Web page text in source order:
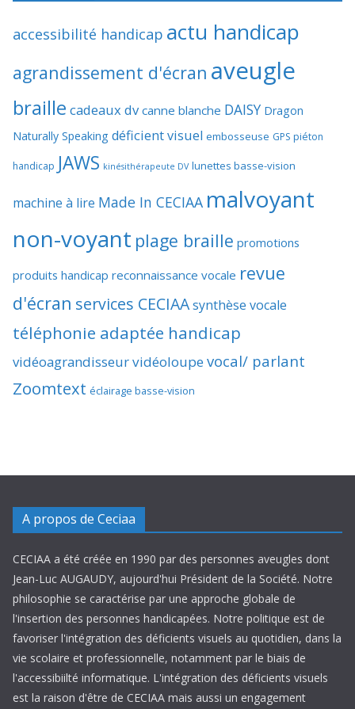
accessibilité handicap actu handicap
agrandissement d'écran aveugle
braille cadeaux dv canne blanche DAISY Dragon
Naturally Speaking déficient visuel embosseuse GPS piéton
handicap JAWS kinésithérapeute DV lunettes basse-vision
machine à lire Made In CECIAA malvoyant
non-voyant plage braille promotions
produits handicap reconnaissance vocale revue
d'écran services CECIAAsynthèse vocale
téléphonie adaptée handicap
vidéoagrandisseurvidéoloupevocal/ parlant
Zoomtext éclairage basse-vision
A propos de Ceciaa
CECIAA a été créée en 1990 par des personnes aveugles dont
Jean-Luc AUGAUDY, aujourd'hui Président de la Société. Notre
philosophie se caractérise par une approche globale de
l'insertion des personnes handicapées. Notre politique est de
favoriser l'intégration des déficients visuels au quotidien, dans la
vie scolaire et professionnelle, notamment par le biais de
l'accessibiilté informatique. L'intégration des déficients visuels
est la raison d'être de CECIAA mais aussi un engagement